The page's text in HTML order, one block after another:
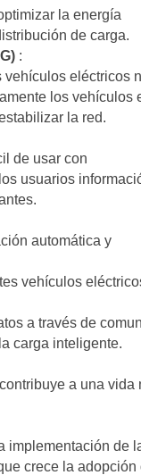
la energía
de carga.
:
eléctricos
los vehículos
la red.
de usar con
usuarios
automática y
vehículos
a través de
carga inteligente.
a una vida
de
crece la